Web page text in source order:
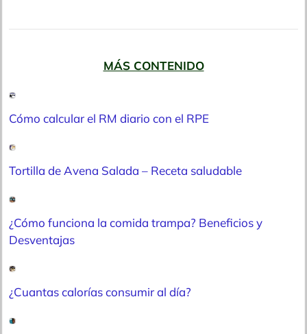
MÁS CONTENIDO
Cómo calcular el RM diario con el RPE
Tortilla de Avena Salada – Receta saludable
¿Cómo funciona la comida trampa? Beneficios y
Desventajas
¿Cuantas calorías consumir al día?